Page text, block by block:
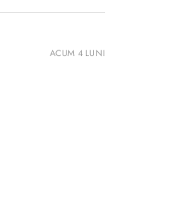
ACUM 4 LUNI